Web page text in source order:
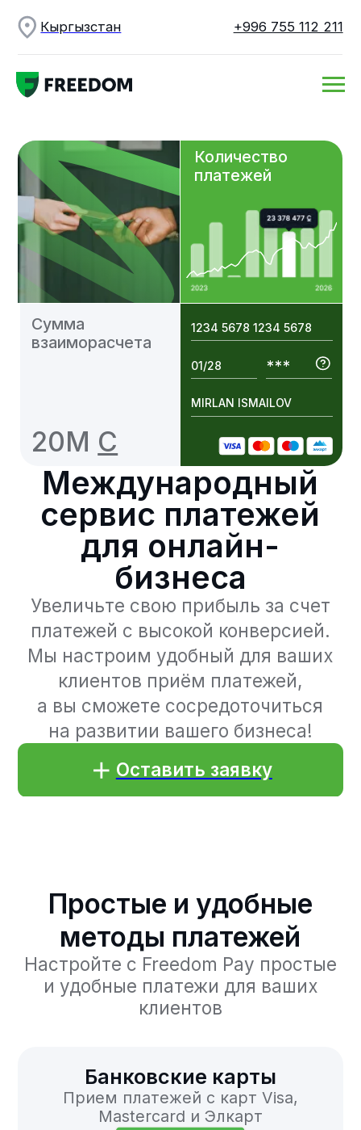
Кыргызстан
Международный
сервис платежей
Увеличьте свою прибыль за счет
платежей с высокой конверсией.
Мы настроим удобный для ваших
клиентов приём платежей,
а вы сможете сосредоточиться
на развитии вашего бизнеса!
Оставить заявку
Сумма
взаиморасчета
20MC
1234 5678 1234 5678
01/28
MIRLAN ISMAILOV
Простые и удобные
методы платежей
Настройте с Freedom Pay простые
и удобные платежи для ваших
Банковские карты
Прием платежей с карт Visa,
Mastercard и Элкарт
Кошельки
Платежи с электронных
кошельков MegaPay, Balance и О!